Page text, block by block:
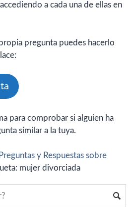
a cada una de ellas en
pregunta puedes hacerlo
para comprobar si alguien ha
similar a la tuya.
y Respuestas sobre
mujer divorciada